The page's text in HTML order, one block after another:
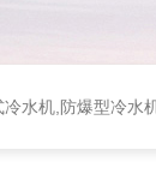
冷水机,防爆型冷水